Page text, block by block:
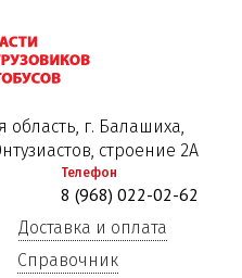
к
основному
область, г. Балашиха,
строение 2А
Телефон
8 (968) 022-02-62
Доставка и оплата
Справочник